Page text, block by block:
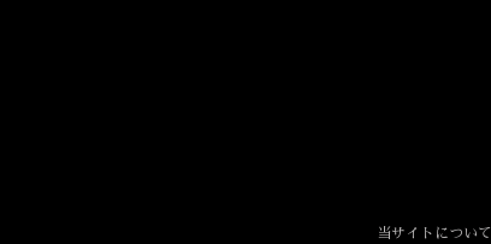
当サイトについて